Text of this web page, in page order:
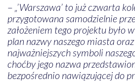
– „’Warszawa’ to już czwarta
przygotowana samodzielnie
założeniem tego projektu było
plan nazwy naszego miasta
najważniejszych symboli
choćby jego nazwa
bezpośrednio nawiązującej do